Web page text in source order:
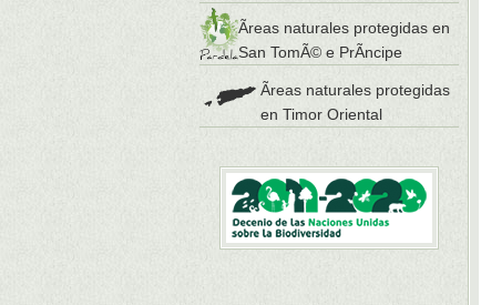
Ãreas naturales protegidas en
San TomÃ© e PrÃ­ncipe
Ãreas naturales protegidas
en Timor Oriental